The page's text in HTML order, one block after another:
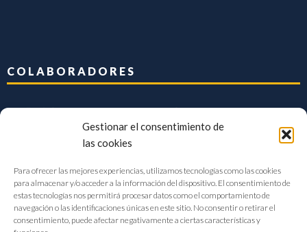
Gestionar el consentimiento de
las cookies
Para ofrecer las mejores experiencias, utilizamos tecnologías como las cookies
para almacenar y/o acceder a la información del dispositivo. El consentimiento de
estas tecnologías nos permitirá procesar datos como el comportamiento de
navegación o las identificaciones únicas en este sitio. No consentir o retirar el
consentimiento, puede afectar negativamente a ciertas características y
COLABORADORES